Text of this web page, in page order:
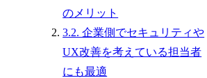
のメリット
3.2. 企業側でセキュリティや
UX改善を考えている担当者
にも最適